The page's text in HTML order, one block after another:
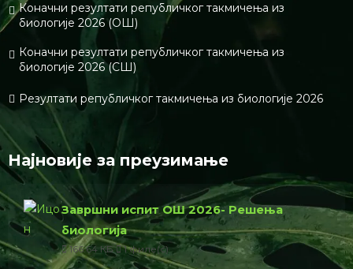
Коначни резултати републичког такмичења из
биологије 2026 (ОШ)
Коначни резултати републичког такмичења из
биологије 2026 (СШ)
Резултати републичког такмичења из биологије 2026
Најновије за преузимање
Завршни испит ОШ 2026- Решења
биологија
166.64 КБ 1 филе(с)